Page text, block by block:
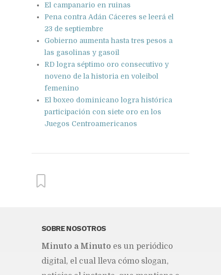
El campanario en ruinas
Pena contra Adán Cáceres se leerá el
23 de septiembre
Gobierno aumenta hasta tres pesos a
las gasolinas y gasoil
RD logra séptimo oro consecutivo y
noveno de la historia en voleibol
femenino
El boxeo dominicano logra histórica
participación con siete oro en los
Juegos Centroamericanos
From this category »
Pena contra Adán Cáceres se leerá el
23 de septiembre
Publicado hace 11 horas
SOBRE NOSOTROS
Mi­nu­to a Mi­nu­to es un pe­rió­di­co
di­gi­tal, el cual lle­va cómo slo­gan,